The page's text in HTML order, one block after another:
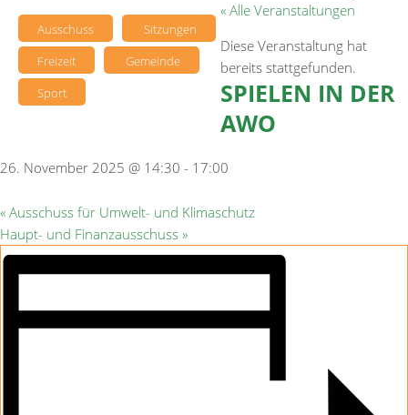
Ausschuss
Sitzungen
Freizeit
Gemeinde
Sport
« Alle Veranstaltungen
Diese Veranstaltung hat
bereits stattgefunden.
SPIELEN IN DER
AWO
26. November 2025 @ 14:30 - 17:00
« Ausschuss für Umwelt- und Klimaschutz
Haupt- und Finanzausschuss »